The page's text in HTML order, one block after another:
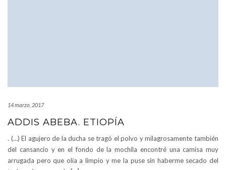
14 marzo, 2017
ADDIS ABEBA. ETIOPÍA
. (…) El agujero de la ducha se tragó el polvo y milagrosamente también
del cansancio y en el fondo de la mochila encontré una camisa muy
arrugada pero que olía a limpio y me la puse sin haberme secado del